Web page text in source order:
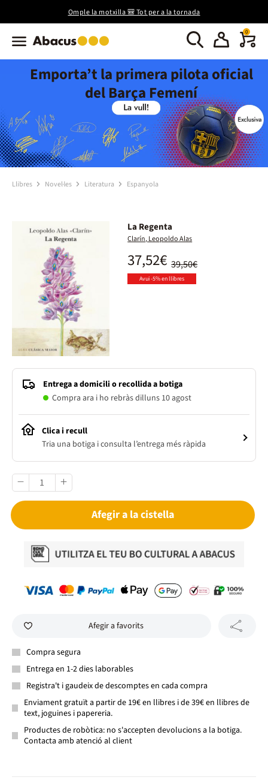
Omple la motxilla 🎒 Tot per a la tornada
0
Emporta’t la primera pilota oficial
del Barça Femení
Llibres Novel·les Literatura Espanyola
La Regenta
Clarín, Leopoldo Alas
39,50€
37,52€
Avui -5% en llibres
Entrega a domicili o recollida a botiga
Compra ara i ho rebràs dilluns 10 agost
Clica i recull
Tria una botiga i consulta l’entrega més ràpida
Afegir a la cistella
Afegir a favorits
Compra segura
Entrega en 1-2 dies laborables
Registra't i gaudeix de descomptes en cada compra
Enviament gratuït a partir de 19€ en llibres i de 39€ en llibres de
text, joguines i papereria.
Productes de robòtica: no s'accepten devolucions a la botiga.
Contacta amb atenció al client